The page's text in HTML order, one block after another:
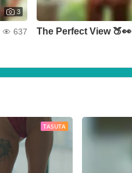
3
637 The Perfect View 🍑👀
TASUTA